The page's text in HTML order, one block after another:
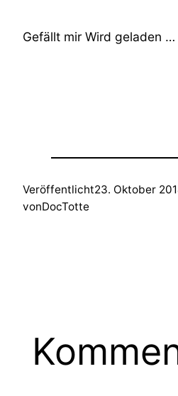
Gefällt mir Wird geladen …
Veröffentlicht23. Oktober
vonDocTotte